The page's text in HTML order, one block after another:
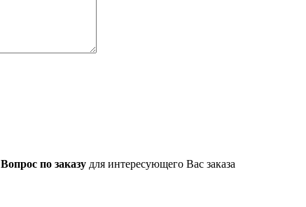
Вопрос по заказу для интересующего Вас заказа